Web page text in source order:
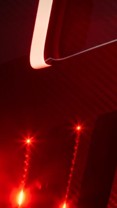
Modellklassen
Mercedes-Benz
Mercedes-AMG
Sondermodelle
Probefahrt vereinbaren